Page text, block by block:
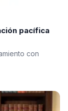
pacífica
con